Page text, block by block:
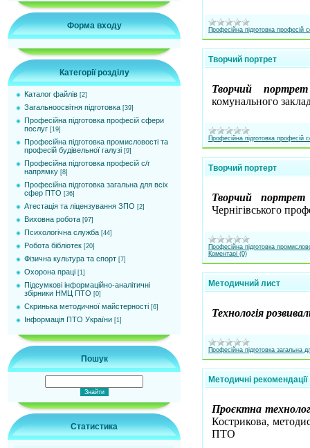
Форма входу
Категорії розділу
Каталог файлів [2]
Загальноосвітня підготовка [39]
Професійна підготовка професій сфери
послуг [19]
Професійна підготовка промисловості та
професій будівельної галузі [9]
Професійна підготовка професій с/г
напрямку [8]
Професійна підготовка загальна для всіх
сфер ПТО [36]
Атестація та ліцензування ЗПО [2]
Виховна робота [97]
Психологічна служба [44]
Робота бібліотек [20]
Фізична культура та спорт [7]
Охорона праці [1]
Підсумкові інформаційно-аналітичні
збірники НМЦ ПТО [0]
Cкринька методичної майстерності [6]
Інформація ПТО України [1]
Пошук
Статистика
Професійна підготовка професій
Творчий портрет
Творчий
комунального
Професійна підготовка професій
Творчий портерт
Творчий
Чернігівського
Професійна підготовка
Коментарі (0)
Методичний лист
Технологія
Професійна підготовка загальна
Методичні рекомендації
Проєктна
Кострикова,
ПТО